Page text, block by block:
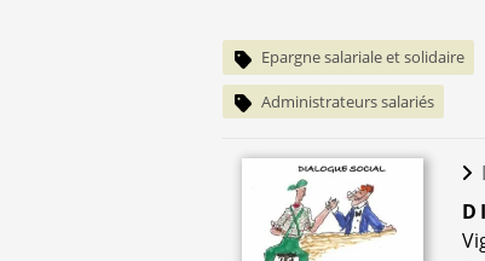
Epargne salariale et solidaire
Administrateurs salariés